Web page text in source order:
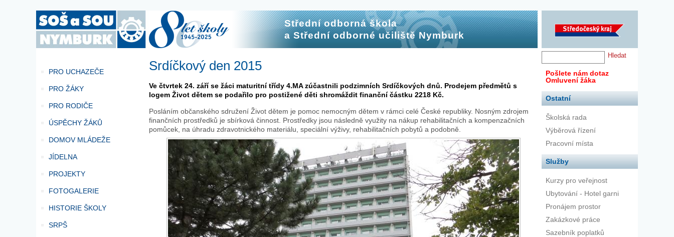
PRO UCHAZEČE
PRO ŽÁKY
PRO RODIČE
ÚSPĚCHY ŽÁKŮ
DOMOV MLÁDEŽE
JÍDELNA
PROJEKTY
FOTOGALERIE
HISTORIE ŠKOLY
SRPŠ
Střední odborná škola
a Střední odborné učiliště Nymburk
Srdíčkový den 2015
Ve čtvrtek 24. září se žáci maturitní třídy 4.MA zúčastnili podzimních Srdíčkových dnů. Prodejem předmětů s
logem Život dětem se podařilo pro postižené děti shromáždit finanční částku 2218 Kč.
Posláním občanského sdružení Život dětem je pomoc nemocným dětem v rámci celé České republiky. Nosným zdrojem
finančních prostředků je sbírková činnost. Prostředky jsou následně využity na nákup rehabilitačních a kompenzačních
pomůcek, na úhradu zdravotnického materiálu, speciální výživy, rehabilitačních pobytů a podobně.
Pošlete nám dotaz
Omluvení žáka
Ostatní
Školská rada
Výběrová řízení
Pracovní místa
Služby
Kurzy pro veřejnost
Ubytování - Hotel garni
Pronájem prostor
Zakázkové práce
Sazebník poplatků